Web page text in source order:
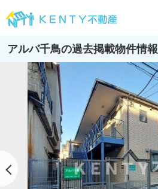
アルバ千鳥の過去掲載物件情報